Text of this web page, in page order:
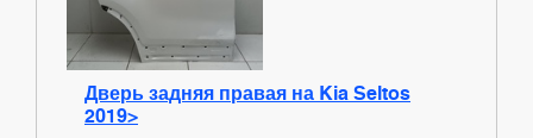
Дверь задняя правая на Kia Seltos
2019>